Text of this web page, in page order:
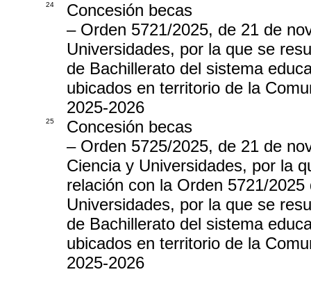
24
Concesión becas
– Orden 5721/2025, de 21 de
Universidades, por la que se
de Bachillerato del sistema
ubicados en territorio de la
2025-2026
25
Concesión becas
– Orden 5725/2025, de 21 de
Ciencia y Universidades, por la
relación con la Orden 5721/
Universidades, por la que se
de Bachillerato del sistema
ubicados en territorio de la
2025-2026